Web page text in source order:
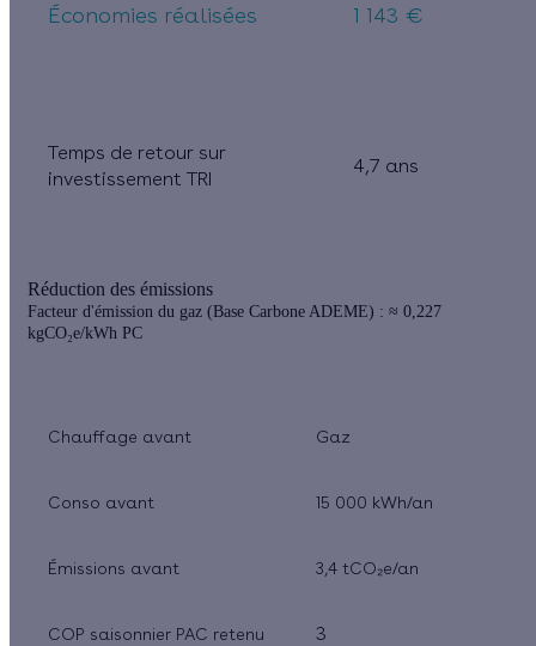
Économies réalisées 1 143 €
Temps de retour sur
investissement TRI
4,7 ans
Réduction des émissions
Facteur d'émission du gaz (Base Carbone ADEME) : ≈ 0,227
kgCO₂e/kWh PC
Chauffage avant Gaz
Conso avant 15 000 kWh/an
Émissions avant 3,4 tCO₂e/an
COP saisonnier PAC retenu 3